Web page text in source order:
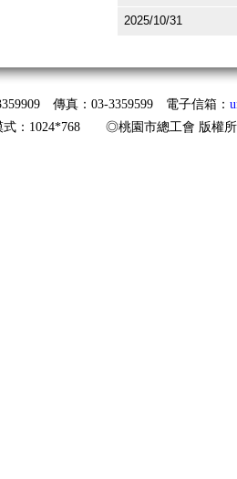
2025/10/31
傳真：03-3359599 電子信箱：
式：1024*768 ◎桃園市總工會 版權